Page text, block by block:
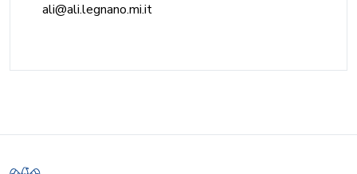
ali@ali.legnano.mi.it